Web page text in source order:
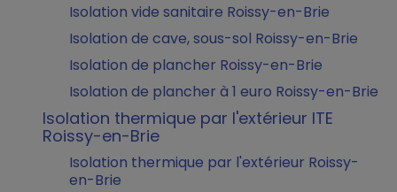
Isolation vide sanitaire Roissy-en-Brie
Isolation de cave, sous-sol Roissy-en-Brie
Isolation de plancher Roissy-en-Brie
Isolation de plancher à 1 euro Roissy-en-Brie
Isolation thermique par l'extérieur ITE
Roissy-en-Brie
Isolation thermique par l'extérieur Roissy-
en-Brie